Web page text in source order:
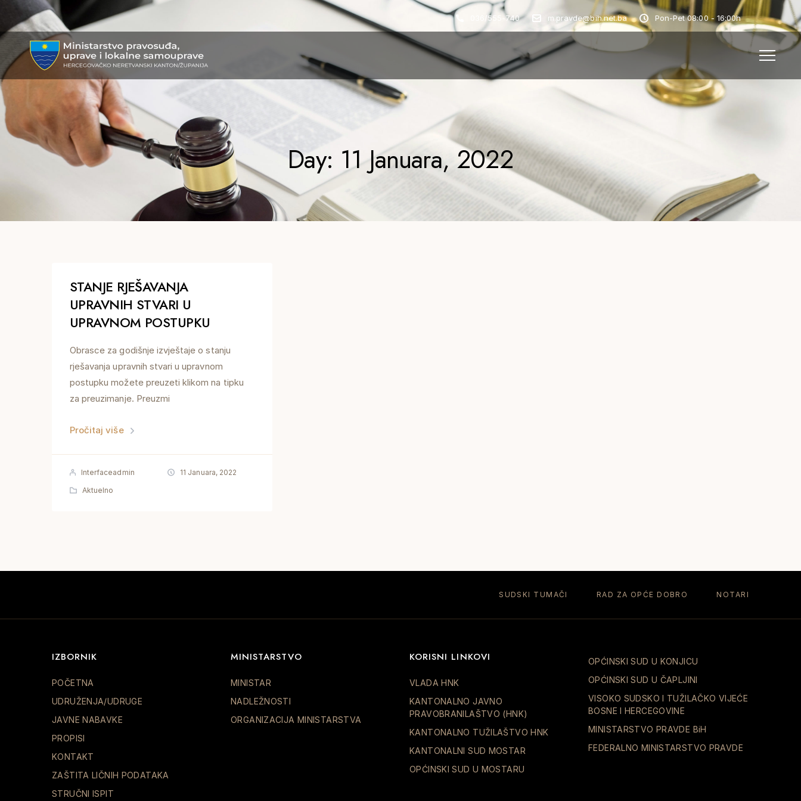
036/555-740 m.pravde@bih.net.ba Pon-Pet 08:00 - 16:00h
MPULS
HNK
Day: 11 Januara, 2022
STANJE RJEŠAVANJA
UPRAVNIH STVARI U
UPRAVNOM POSTUPKU
Obrasce za godišnje izvještaje o stanju
rješavanja upravnih stvari u upravnom
postupku možete preuzeti klikom na tipku
za preuzimanje. Preuzmi
Pročitaj više
Interfaceadmin
11 Januara, 2022
Aktuelno
SUDSKI TUMAČI RAD ZA OPĆE DOBRO NOTARI
IZBORNIK
POČETNA
UDRUŽENJA/UDRUGE
JAVNE NABAVKE
PROPISI
KONTAKT
ZAŠTITA LIČNIH PODATAKA
STRUČNI ISPIT
MINISTARSTVO
MINISTAR
NADLEŽNOSTI
ORGANIZACIJA MINISTARSTVA
KORISNI LINKOVI
VLADA HNK
KANTONALNO JAVNO
PRAVOBRANILAŠTVO (HNK)
KANTONALNO TUŽILAŠTVO HNK
KANTONALNI SUD MOSTAR
OPĆINSKI SUD U MOSTARU
OPĆINSKI SUD U KONJICU
OPĆINSKI SUD U ČAPLJINI
VISOKO SUDSKO I TUŽILAČKO VIJEĆE
BOSNE I HERCEGOVINE
MINISTARSTVO PRAVDE BiH
FEDERALNO MINISTARSTVO PRAVDE